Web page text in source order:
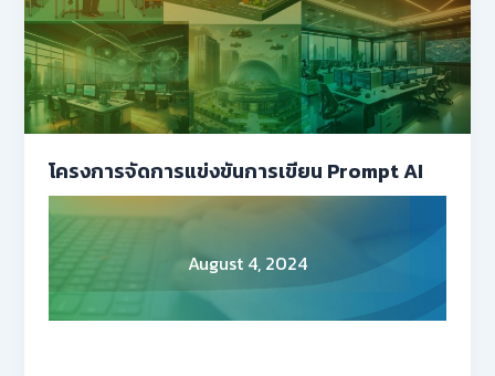
โครงการจัดการแข่งขันการเขียน Prompt AI
August 4, 2024